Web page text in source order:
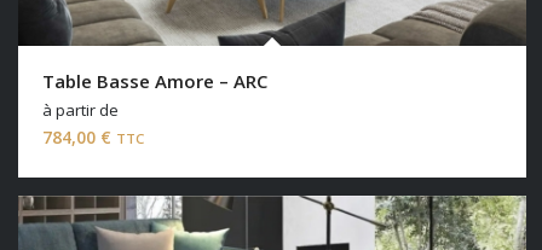
Table Basse Amore – ARC
à partir de
784,00 € TTC